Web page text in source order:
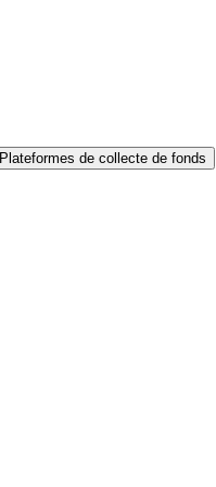
Plateformes de collecte de fonds